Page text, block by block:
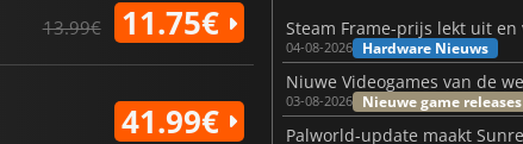
13.99€ 11.75€
41.99€
04-08-2026 Hardware Nieuws
03-08-2026 Nieuwe game releases